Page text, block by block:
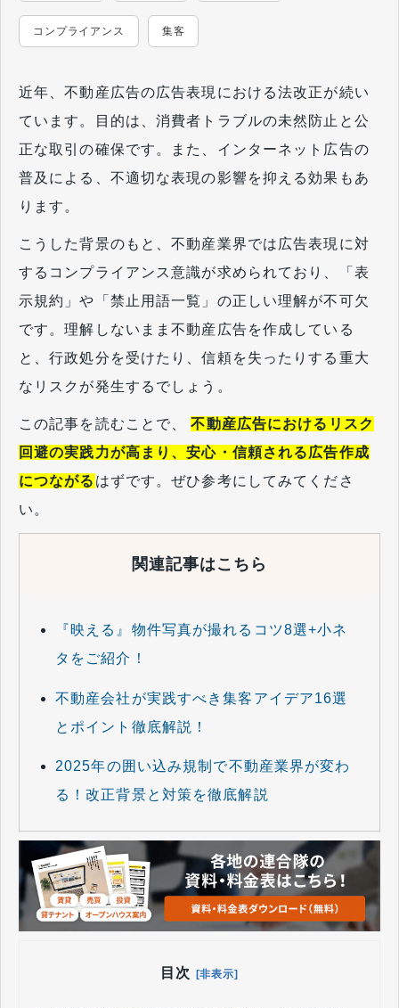
コンプライアンス 集客
近年、不動産広告の広告表現における法改正が続い
ています。目的は、消費者トラブルの未然防止と公
正な取引の確保です。また、インターネット広告の
普及による、不適切な表現の影響を抑える効果もあ
ります。
こうした背景のもと、不動産業界では広告表現に対
するコンプライアンス意識が求められており、「表
示規約」や「禁止用語一覧」の正しい理解が不可欠
です。理解しないまま不動産広告を作成している
と、行政処分を受けたり、信頼を失ったりする重大
なリスクが発生するでしょう。
この記事を読むことで、不動産広告におけるリスク
回避の実践力が高まり、安心・信頼される広告作成
につながる はずです。ぜひ参考にしてみてくださ
い。
関連記事はこちら
『映える』物件写真が撮れるコツ8選+小ネ
タをご紹介！
不動産会社が実践すべき集客アイデア16選
とポイント徹底解説！
2025年の囲い込み規制で不動産業界が変わ
る！改正背景と対策を徹底解説
目次 [非表示]